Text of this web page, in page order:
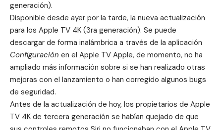
generación).
Disponible desde ayer por la tarde, la nueva actualización
para los Apple TV 4K (3ra generación). Se puede
descargar de forma inalámbrica a través de la aplicación
Configuración en el ‌‌‌‌‌Apple TV Apple, de momento, no ha
ampliado más información sobre si se han realizado otras
mejoras con el lanzamiento o han corregido algunos bugs
de seguridad.
Antes de la actualización de hoy, los propietarios de Apple
TV 4K de tercera generación se habían quejado de que